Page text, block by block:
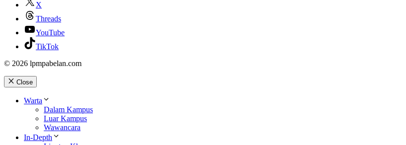
X
Threads
YouTube
TikTok
© 2026 lpmpabelan.com
Close
Warta
Dalam Kampus
Luar Kampus
Wawancara
In-Depth